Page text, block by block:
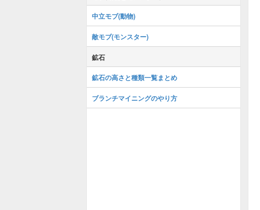
中立モブ(動物)
敵モブ(モンスター)
鉱石
鉱石の高さと種類一覧まとめ
ブランチマイニングのやり方